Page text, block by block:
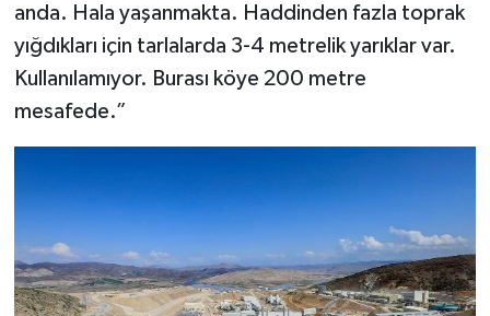
anda. Hala yaşanmakta. Haddinden fazla toprak
yığdıkları için tarlalarda 3-4 metrelik yarıklar var.
Kullanılamıyor. Burası köye 200 metre
mesafede.”